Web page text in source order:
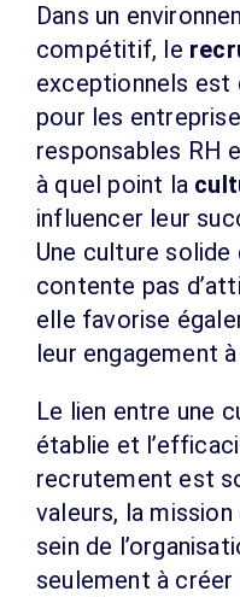
Dans un
compétitif, le
exceptionnels est
pour les
responsables RH
à quel point la
influencer leur
Une culture
contente pas
elle favorise
leur engagement
Le lien entre une
établie et
recrutement est
valeurs, la
sein de
seulement à créer